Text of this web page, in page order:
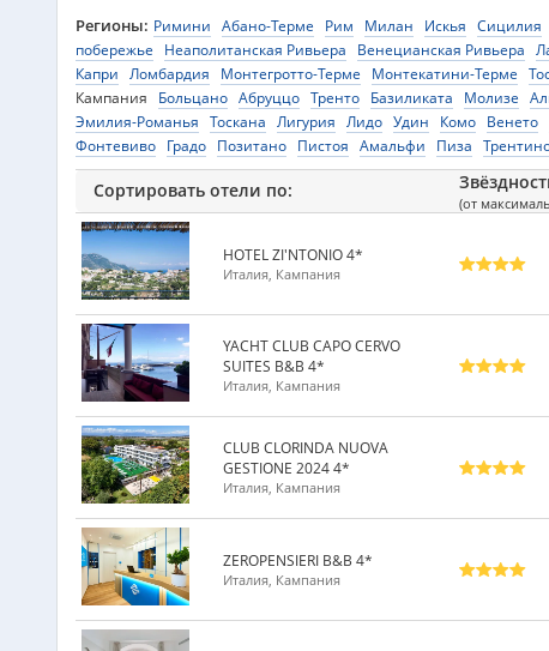
Регионы: Римини Абано-Терме Рим Милан Искья Сицилия
побережье
Неаполитанская Ривьера Венецианская Ривьера
Капри Ломбардия Монтегротто-Терме Монтекатини-Терме
Кампания
Больцано Абруццо Тренто Базиликата Молизе
Эмилия-Романья Тоскана Лигурия Лидо Удин Комо Венето
Фонтевиво Градо Позитано Пистоя Амальфи Пиза
Сортировать отели по:
(от
HOTEL ZI'NTONIO 4*
Италия, Кампания
YACHT CLUB CAPO CERVO
SUITES B&B 4*
Италия, Кампания
CLUB CLORINDA NUOVA
GESTIONE 2024 4*
Италия, Кампания
ZEROPENSIERI B&B 4*
Италия, Кампания